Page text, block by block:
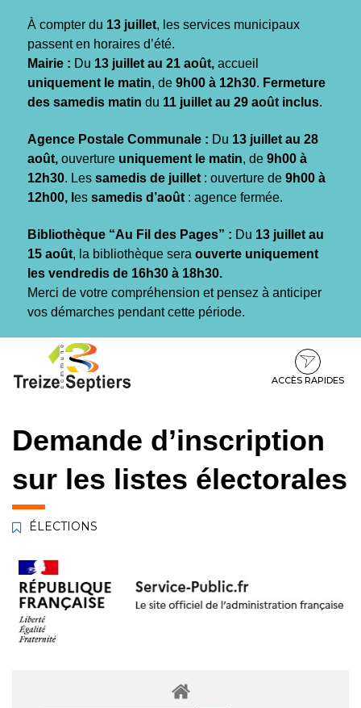
À compter du 13 juillet, les services municipaux
passent en horaires d’été.
Mairie : Du 13 juillet au 21 août, accueil
uniquement le matin, de 9h00 à 12h30. Fermeture
des samedis matin du 11 juillet au 29 août inclus.
Agence Postale Communale : Du 13 juillet au 28
août, ouverture uniquement le matin, de 9h00 à
12h30. Les samedis de juillet : ouverture de 9h00 à
12h00, l es samedis d’août : agence fermée.
Bibliothèque “Au Fil des Pages” : Du 13 juillet au
15 août, la bibliothèque sera ouverte uniquement
les vendredis de 16h30 à 18h30.
Merci de votre compréhension et pensez à anticiper
vos démarches pendant cette période.
contenu
pied
ACCÈS RAPIDES
Demande d’inscription
sur les listes électorales
ÉLECTIONS